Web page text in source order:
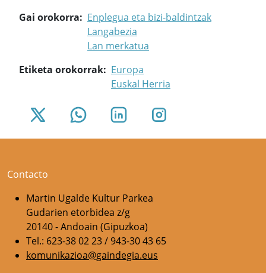
Gai orokorra
Enplegua eta bizi-baldintzak
Langabezia
Lan merkatua
Etiketa orokorrak
Europa
Euskal Herria
Contacto
Martin Ugalde Kultur Parkea
Gudarien etorbidea z/g
20140 - Andoain (Gipuzkoa)
Tel.: 623-38 02 23 / 943-30 43 65
komunikazioa@gaindegia.eus